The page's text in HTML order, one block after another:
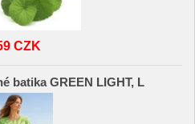
CZK
batika GREEN LIGHT, L